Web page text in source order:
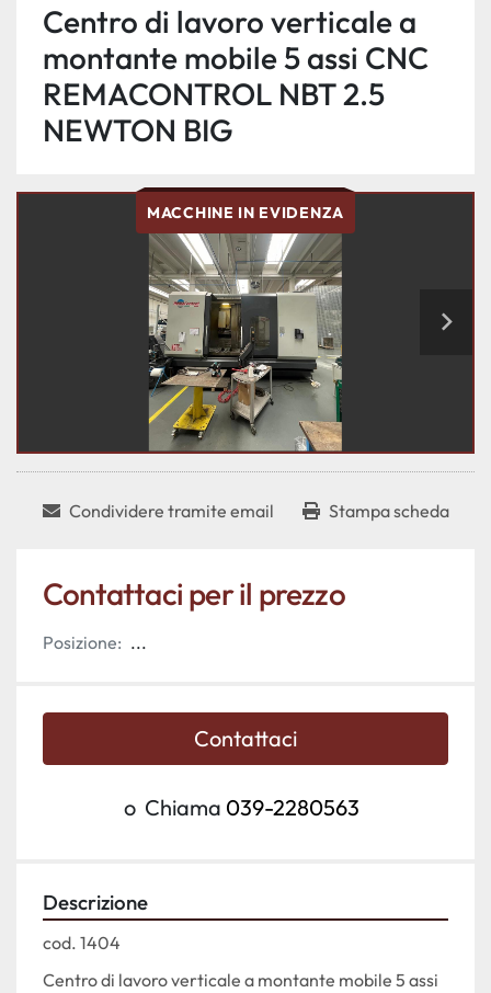
Centro di lavoro verticale a
montante mobile 5 assi CNC
REMACONTROL NBT 2.5
NEWTON BIG
MACCHINE IN EVIDENZA
Condividere tramite email Stampa scheda
Contattaci per il prezzo
Posizione: ...
Contattaci
o Chiama 039-2280563
Descrizione
cod. 1404
Centro di lavoro verticale a montante mobile 5 assi